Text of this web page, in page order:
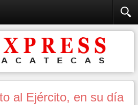
al Ejército, en su día